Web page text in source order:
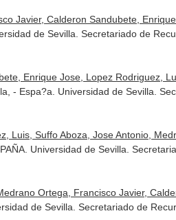
Javier, Calderon Sandubete,
de Sevilla. Secretariado de
Enrique Jose, Lopez Rodriguez,
- Espa?a. Universidad de Sevilla.
Luis, Suffo Aboza, Jose Antonio,
Universidad de Sevilla.
Ortega, Francisco Javier,
de Sevilla. Secretariado de